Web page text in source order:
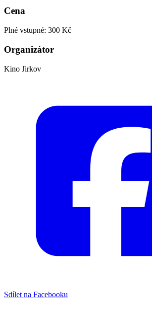
Cena
Plné vstupné: 300 Kč
Organizátor
Kino Jirkov
Sdílet na Facebooku